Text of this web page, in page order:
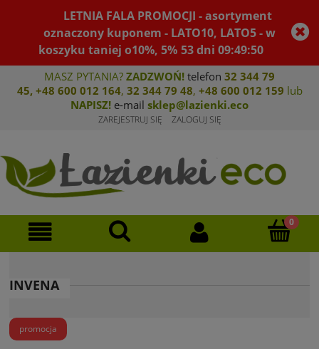
LETNIA FALA PROMOCJI - asortyment
oznaczony kuponem - LATO10, LATO5 - w
koszyku taniej o10%, 5% 53dni09:49:50
MASZ PYTANIA? ZADZWOŃ! telefon 32 344 79
45, +48 600 012 164, 32 344 79 48, +48 600 012 159 lub
NAPISZ! e-mail sklep@lazienki.eco
ZAREJESTRUJ SIĘ ZALOGUJ SIĘ
INVENA
promocja